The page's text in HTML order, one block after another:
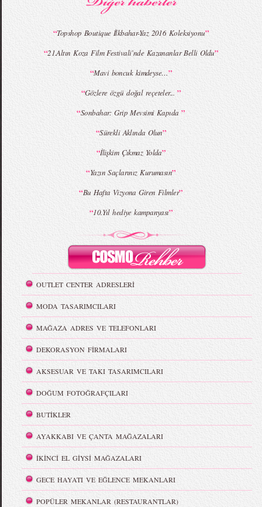
“Topshop Boutique İlkbahar-Yaz 2016 Koleksiyonu”
“21.Altın Koza Film Festivali’nde Kazananlar Belli Oldu”
“Mavi boncuk kimdeyse…”
“Gözlere özgü doğal reçeteler... ”
“Sonbahar: Grip Mevsimi Kapıda”
“Sürekli Aklında Olun”
“İlişkim Çıkmaz Yolda”
“Yazın Saçlarınız Kurumasın”
“Bu Hafta Vizyona Giren Filmler”
“10.Yıl hediye kampanyası”
OUTLET CENTER ADRESLERİ
MODA TASARIMCILARI
MAĞAZA ADRES VE TELEFONLARI
DEKORASYON FİRMALARI
AKSESUAR VE TAKI TASARIMCILARI
DOĞUM FOTOĞRAFÇILARI
BUTİKLER
AYAKKABI VE ÇANTA MAĞAZALARI
İKİNCİ EL GİYSİ MAĞAZALARI
GECE HAYATI VE EĞLENCE MEKANLARI
POPÜLER MEKANLAR (RESTAURANTLAR)